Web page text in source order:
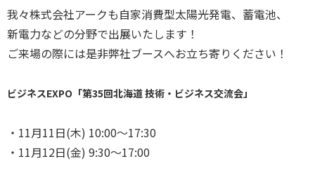
我々株式会社アークも自家消費型太陽光発電、蓄電池、
新電力などの分野で出展いたします！
ご来場の際には是非弊社ブースへお立ち寄りください！
ビジネスEXPO「第35回北海道 技術・ビジネス交流会」
・11月11日(木) 10:00～17:30
・11月12日(金) 9:30～17:00